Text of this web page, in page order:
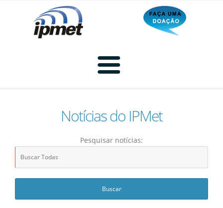
Home
Radar Animado
Notícias do IPMet
Pesquisar notícias: